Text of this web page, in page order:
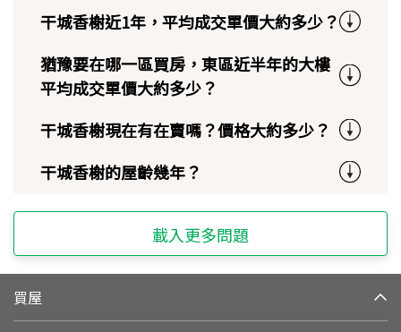
干城香榭近1年，平均成交單價大約多少？
猶豫要在哪一區買房，東區近半年的大樓
平均成交單價大約多少？
干城香榭現在有在賣嗎？價格大約多少？
干城香榭的屋齡幾年？
載入更多問題
買屋